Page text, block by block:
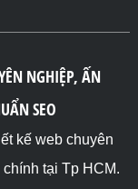
NGHIỆP, ẤN
SEO
kế web chuyên
tại Tp HCM.